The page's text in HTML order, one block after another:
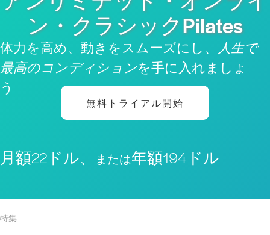
ン・クラシックPilates
体力を高め、動きをスムーズにし、
人生で
最高のコンディションを手に入れましょ
う
無料トライアル開始
月額22ドル、 または年額194ドル
特集